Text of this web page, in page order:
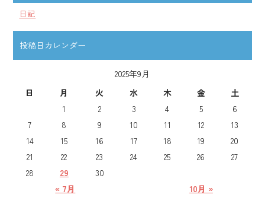
日記
投稿日カレンダー
2025年9月
日
月 火 水 木 金 土
« 7月 10月 »
1 2 3 4 5
6
7
8 9 10 11 12
13
14
15 16 17 18 19
20
21
22 23 24 25 26
27
28
29 30